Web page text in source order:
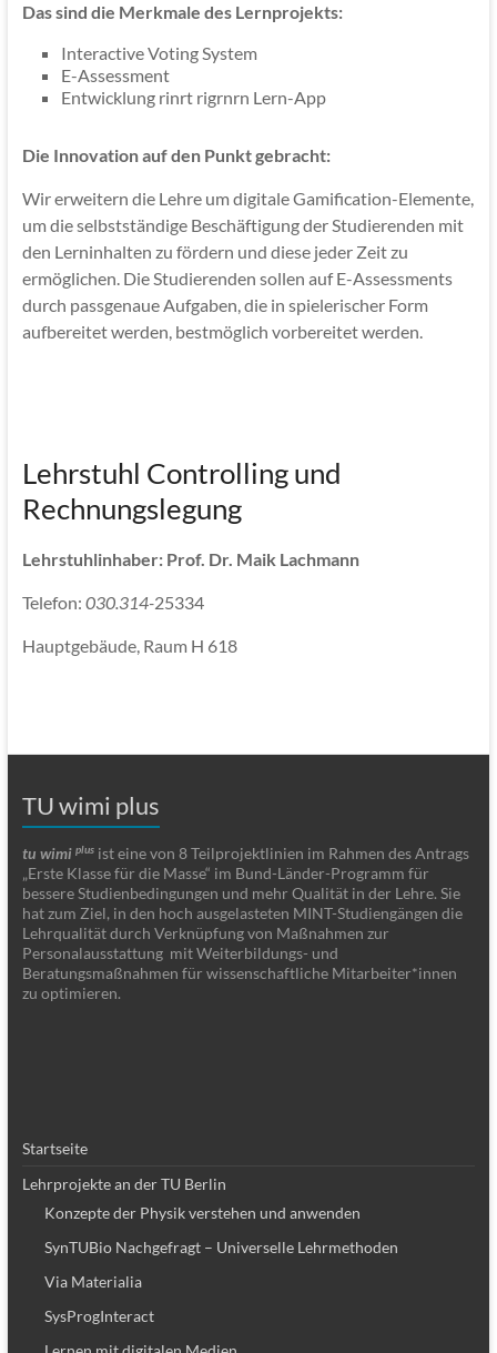
Das sind die Merkmale des Lernprojekts:
Interactive Voting System
E-Assessment
Entwicklung rinrt rigrnrn Lern-App
Die Innovation auf den Punkt gebracht:
Wir erweitern die Lehre um digitale Gamification-Elemente,
um die selbstständige Beschäftigung der Studierenden mit
den Lerninhalten zu fördern und diese jeder Zeit zu
ermöglichen. Die Studierenden sollen auf E-Assessments
durch passgenaue Aufgaben, die in spielerischer Form
aufbereitet werden, bestmöglich vorbereitet werden.
Lehrstuhl Controlling und
Rechnungslegung
Lehrstuhlinhaber: Prof. Dr. Maik Lachmann
Telefon: 030.314-25334
Hauptgebäude, Raum H 618
TU wimi plus
tu wimi plusist eine von 8 Teilprojektlinien im Rahmen des Antrags
„Erste Klasse für die Masse“ im Bund-Länder-Programm für
bessere Studienbedingungen und mehr Qualität in der Lehre. Sie
hat zum Ziel, in den hoch ausgelasteten MINT-Studiengängen die
Lehrqualität durch Verknüpfung von Maßnahmen zur
Personalausstattung mit Weiterbildungs- und
Beratungsmaßnahmen für wissenschaftliche Mitarbeiter*innen
zu optimieren.
Startseite
Lehrprojekte an der TU Berlin
Konzepte der Physik verstehen und anwenden
SynTUBio Nachgefragt – Universelle Lehrmethoden
Via Materialia
SysProgInteract